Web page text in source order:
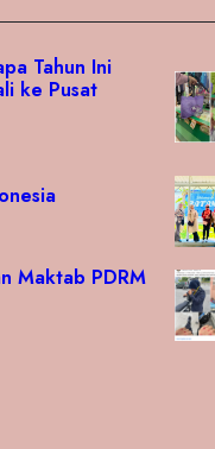
Tahun Ini
ke Pusat
Maktab PDRM